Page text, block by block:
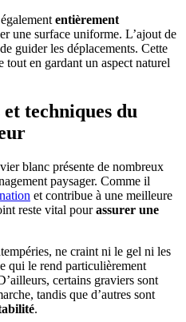
entièrement
une surface uniforme. L’ajout de
guider les déplacements. Cette
tout en gardant un aspect naturel
techniques du
blanc présente de nombreux
paysager. Comme il
et contribue à une meilleure
reste vital pourassurer une
ne craint ni le gel ni les
qui le rend particulièrement
certains graviers sont
tandis que d’autres sont
.